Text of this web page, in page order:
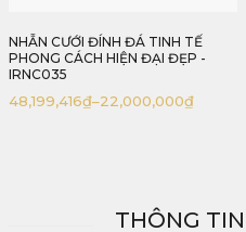
NHẪN CƯỚI PHONG CÁCH TRẺ
TRUNG LÔI CUỐN - IRNC036
32,417,900
THÔNG